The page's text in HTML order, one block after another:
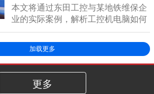
本文将通过东田工控与某地铁维保企
业的实际案例，解析工控机电脑如何
为地铁智慧服务保...
加载更多
更多